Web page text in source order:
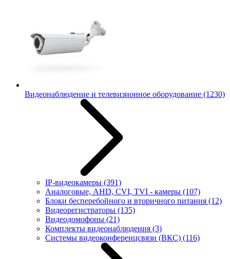
Видеонаблюдение и телевизионное оборудование (1230)
IP-видеокамеры (391)
Аналоговые, AHD, CVI, TVI - камеры (107)
Блоки бесперебойного и вторичного питания (12)
Видеорегистраторы (135)
Видеодомофоны (21)
Комплекты видеонаблюдения (3)
Системы видеоконференцсвязи (ВКС) (116)